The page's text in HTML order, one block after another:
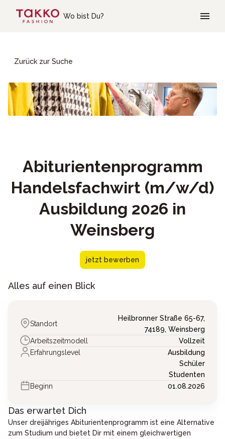
Wo bist Du?
Zurück zur Suche
Abiturientenprogramm
Handelsfachwirt (m/w/d)
Ausbildung 2026 in
Weinsberg
jetzt bewerben
Alles auf einen Blick
Standort
Heilbronner Straße 65-67,
74189, Weinsberg
Arbeitszeitmodell
Vollzeit
Erfahrungslevel
Ausbildung
Schüler
Studenten
Beginn
01.08.2026
Das erwartet Dich
Unser dreijähriges Abiturientenprogramm ist eine Alternative
zum Studium und bietet Dir mit einem gleichwertigen